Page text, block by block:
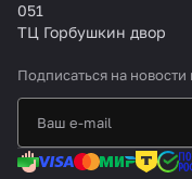
051
ТЦ Горбушкин двор
Подписаться на новости